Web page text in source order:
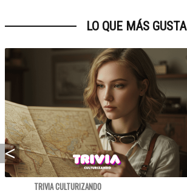
LO QUE MÁS GUSTA
TRIVIA CULTURIZANDO